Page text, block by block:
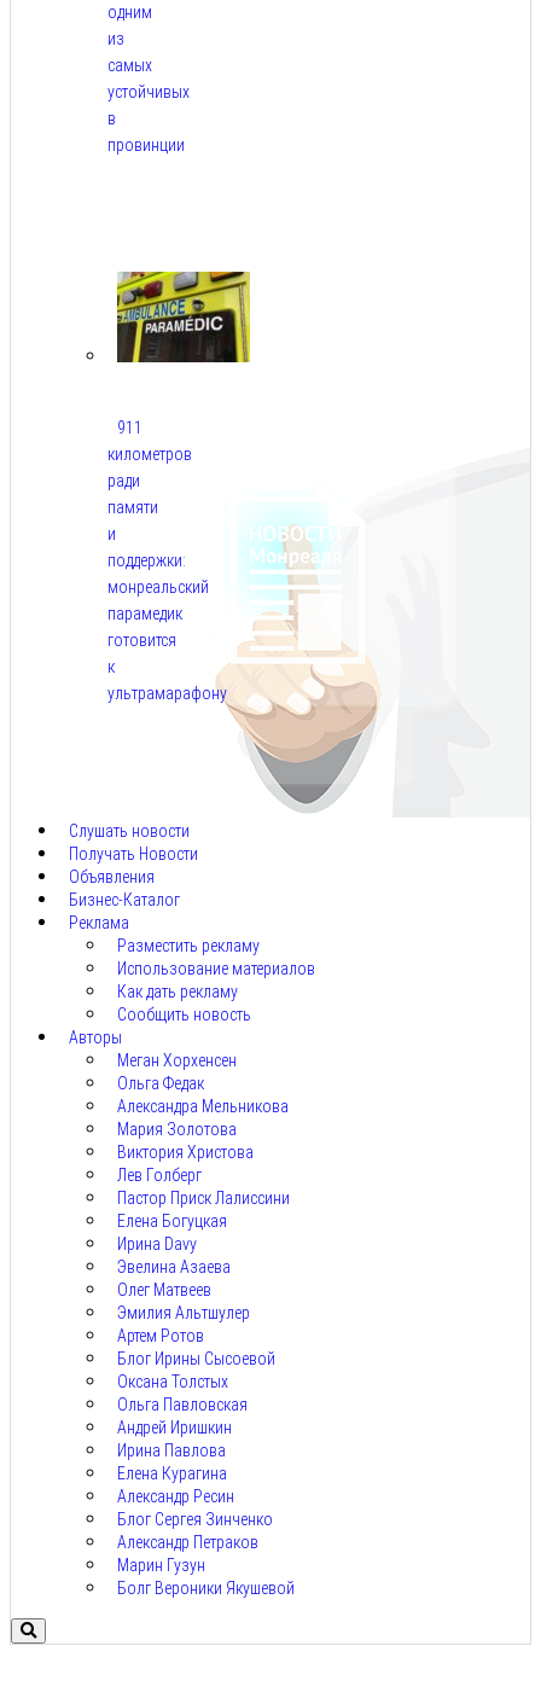
одним
из
самых
устойчивых
в
провинции
911
километров
ради
памяти
и
поддержки:
монреальский
парамедик
готовится
к
ультрамарафону
Слушать новости
Получать Новости
Объявления
Бизнес-Каталог
Реклама
Разместить рекламу
Использование материалов
Как дать рекламу
Сообщить новость
Авторы
Меган Хорхенсен
Ольга Федак
Александра Мельникова
Мария Золотова
Виктория Христова
Лев Голберг
Пастор Приск Лалиссини
Елена Богуцкая
Ирина Davy
Эвелина Азаева
Олег Матвеев
Эмилия Альтшулер
Артем Ротов
Блог Ирины Сысоевой
Оксана Толстых
Ольга Павловская
Андрей Иришкин
Ирина Павлова
Елена Курагина
Александр Ресин
Блог Сергея Зинченко
Александр Петраков
Марин Гузун
Болг Вероники Якушевой